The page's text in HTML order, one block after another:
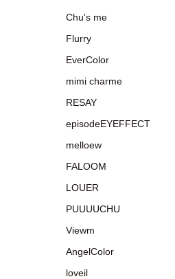
Chu's me
Flurry
EverColor
mimi charme
RESAY
episodeEYEFFECT
melloew
FALOOM
LOUER
PUUUUCHU
Viewm
AngelColor
loveil